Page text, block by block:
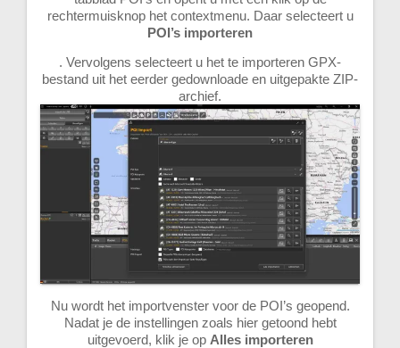
rechtermuisknop het contextmenu. Daar selecteert u
POI’s importeren
. Vervolgens selecteert u het te importeren GPX-
bestand uit het eerder gedownloade en uitgepakte ZIP-
archief.
Nu wordt het importvenster voor de POI’s geopend.
Nadat je de instellingen zoals hier getoond hebt
uitgevoerd, klik je op Alles importeren